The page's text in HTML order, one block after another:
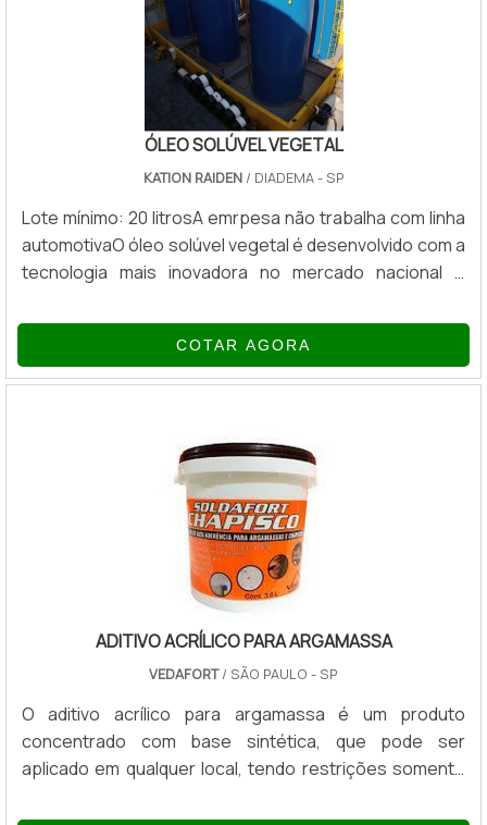
ÓLEO SOLÚVEL VEGETAL
KATION RAIDEN/ DIADEMA - SP
Lote mínimo: 20 litrosA emrpesa não trabalha com linha
automotivaO óleo solúvel vegetal é desenvolvido com a
tecnologia mais inovadora no mercado nacional e
de metais ferrosos e não ferrosos, como aços de alto
e baixo carbono, alumínio grau automotivo, ligas de aço,
ferro fundido/nodular/cinzento, titânio, cobre e aço
poder de lubricidade oferecido através de
combinações vegetais, estere.
COTAR AGORA
ADITIVO ACRÍLICO PARA ARGAMASSA
VEDAFORT/ SÃO PAULO - SP
O aditivo acrílico para argamassa é um produto
concentrado com base sintética, que pode ser
aplicado em qualquer local, tendo restrições somente